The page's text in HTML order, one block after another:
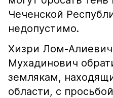
Чеченской
недопустимо.
Хизри Лом-
Мухадинович
землякам,
области, с